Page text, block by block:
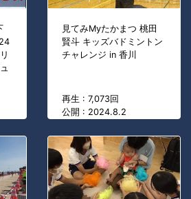
見てみMyたかまつ 桃田
賢斗 キッズバドミントン
チャレンジ in 香川
再生 : 7,073回
公開 : 2024.8.2